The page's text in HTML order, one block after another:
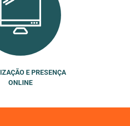
E PRESENÇA
ONLINE